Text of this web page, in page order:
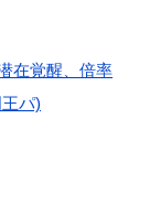
在覚醒、倍率
パ)